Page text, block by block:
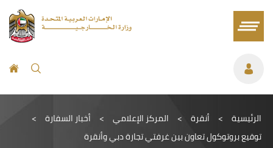
الرئيسية > أنقرة > المركز الإعلامي > أخبار السفارة >
توقيع بروتوكول تعاون بين غرفتي تجارة دبي وأنقرة